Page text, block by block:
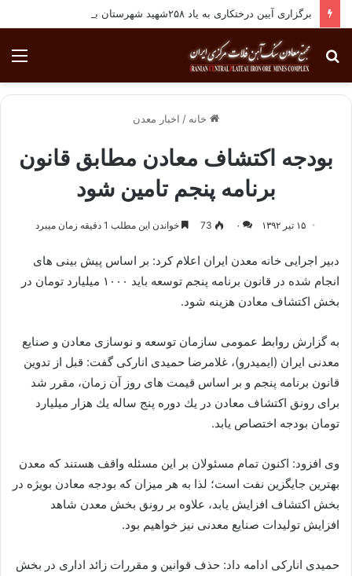
برگزاری آیین درختکاری به یاد ۲۵۸شهید شهرستان بافق
جستجو
برای
خانه / اخبار معدن
بودجه اکتشاف معادن مطابق قانون
برنامه پنجم تامین شود
۱۵ تیر ۱۳۹۲ ۰ 73 خواندن این مطلب 1 دقیقه زمان میبرد
دبیر اجرایی خانه معدن ایران اعلام كرد: بر اساس پیش بینی های
انجام شده در قانون برنامه پنجم توسعه باید ۱۰۰۰ میلیارد تومان در
بخش اكتشاف معادن هزینه شود.
به گزارش روابط عمومی سازمان توسعه و نوسازی معادن و صنایع
معدنی ایران (ایمیدرو)، غلامرضا حمیدی اناركی گفت: قبل از تدوین
قانون برنامه پنجم و بر اساس قیمت های روز آن زمان، مقرر شد
برای رونق اكتشاف معادن در یك دوره پنج ساله یك هزار میلیارد
تومان بودجه اختصاص یابد.
وی افزود: اكنون تمام مسئولان بر این مسئله واقف هستند كه معدن
بهترین جایگزین نفت است؛ لذا به هر میزان كه بودجه معادن بویژه در
بخش اكتشاف افزایش یابد، علاوه بر رونق بخش معدن شاهد
افزایش تولیدات صنایع معدنی نیز خواهیم بود.
حمیدی اناركی ادامه داد: حذف قوانین و مقررات زائد اداری در بخش